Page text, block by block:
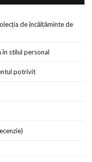
de încălțăminte de
în stilul personal
potrivit